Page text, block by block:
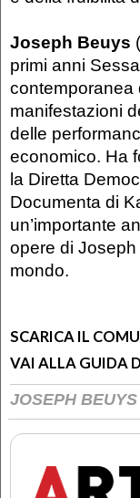
Joseph Beuys
primi anni
contemporanea
manifestazioni
delle
economico. Ha
la Diretta
Documenta di
un’importante
opere di
mondo.
SCARICA IL
VAI ALLA GUIDA
JOSEPH BEUYS